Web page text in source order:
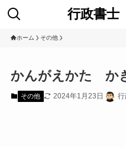
行政書
ホーム その他
かんがえかた か
その他 2024年1月23日